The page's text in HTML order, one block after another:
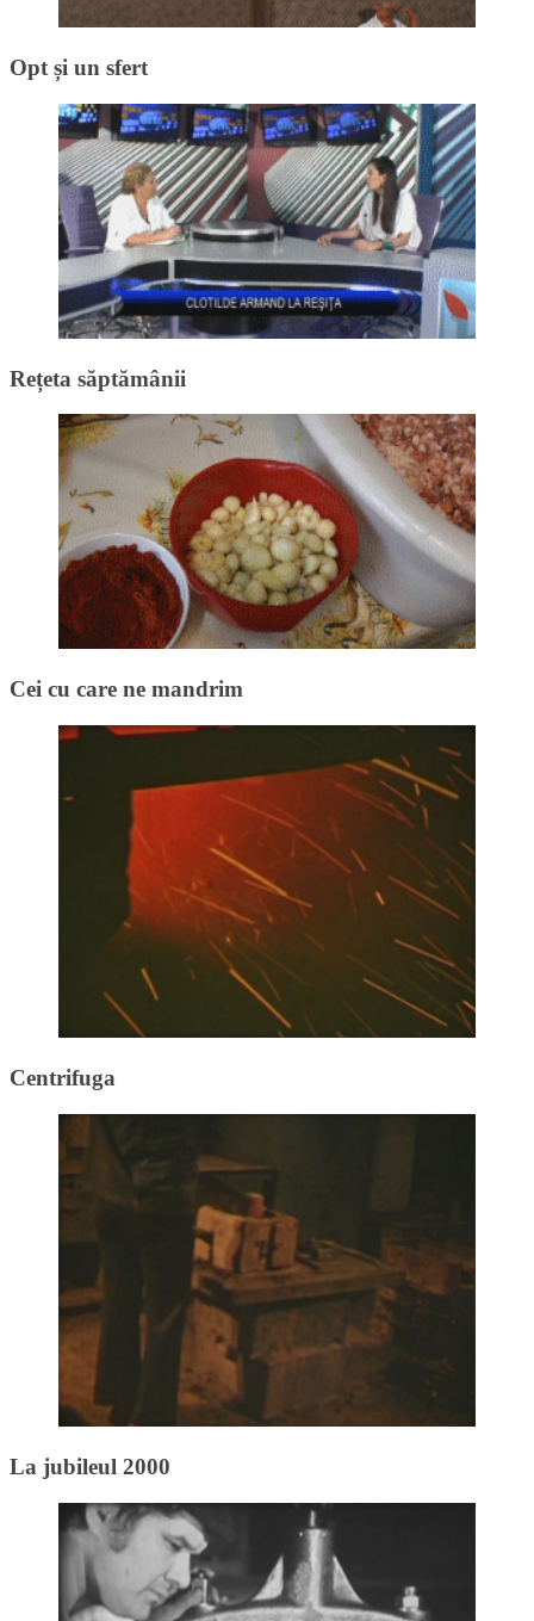
Opt și un sfert
Rețeta săptămânii
Cei cu care ne mandrim
Centrifuga
La jubileul 2000